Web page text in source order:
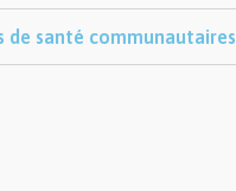
de santé communautaires